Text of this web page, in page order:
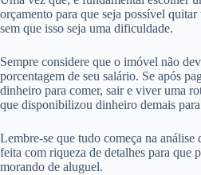
orçamento para que seja possível quitar
sem que isso seja uma dificuldade.
Sempre considere que o imóvel não
porcentagem de seu salário. Se após
dinheiro para comer, sair e viver uma
que disponibilizou dinheiro demais
Lembre-se que tudo começa na análise
feita com riqueza de detalhes para que
morando de aluguel.